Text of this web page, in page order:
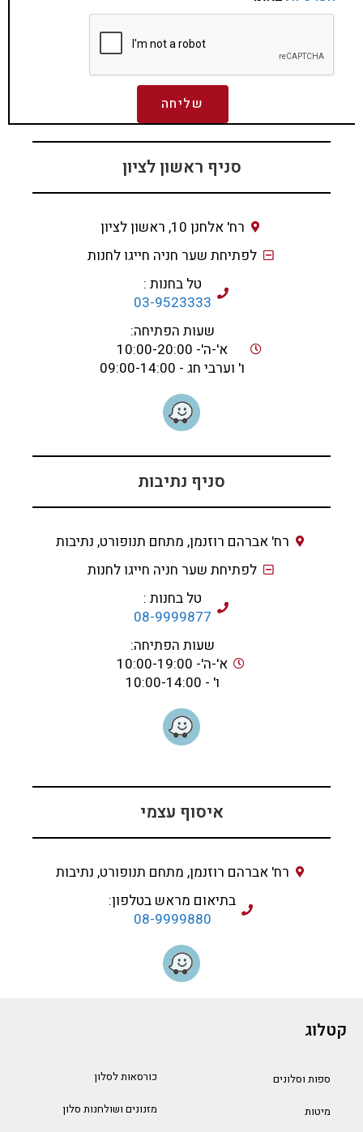
שליחה
סניף ראשון לציון
רח' אלחנן 10, ראשון לציון
לפתיחת שער חניה חייגו לחנות
טל בחנות :
03-9523333
שעות הפתיחה:
א'-ה'- 10:00-20:00
ו' וערבי חג - 09:00-14:00
סניף נתיבות
רח' אברהם רוזנמן, מתחם תנופורט, נתיבות
לפתיחת שער חניה חייגו לחנות
טל בחנות :
08-9999877
שעות הפתיחה:
א'-ה'- 10:00-19:00
ו' - 10:00-14:00
איסוף עצמי
רח' אברהם רוזנמן, מתחם תנופורט, נתיבות
בתיאום מראש בטלפון:
08-9999880
קטלוג
ספות וסלונים
מיטות
כורסאות לסלון
מזנונים ושולחנות סלון